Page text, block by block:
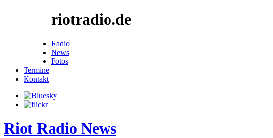
riotradio.de
Radio
News
Fotos
Termine
Kontakt
Riot Radio News